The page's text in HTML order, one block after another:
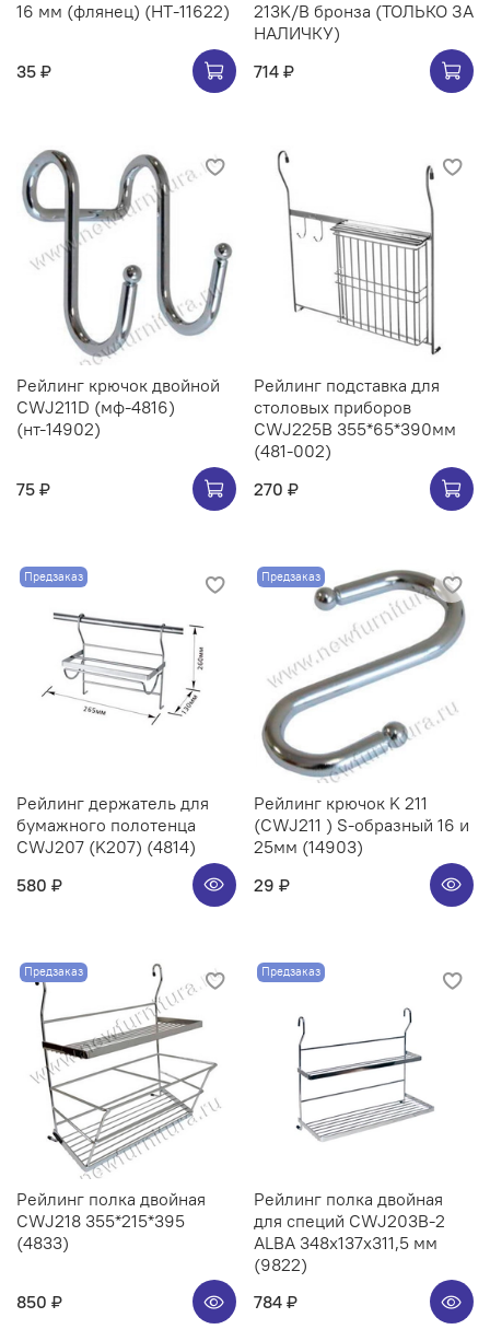
16 мм (флянец) (НТ-11622)
35 ₽
213K/B бронза (ТОЛЬКО ЗА
НАЛИЧКУ)
714 ₽
Рейлинг крючок двойной
CWJ211D (мф-4816)
(нт-14902)
75 ₽
Рейлинг подставка для
столовых приборов
CWJ225B 355*65*390мм
(481-002)
270 ₽
Предзаказ
Рейлинг держатель для
бумажного полотенца
CWJ207 (K207) (4814)
580 ₽
Предзаказ
Рейлинг крючок K 211
(CWJ211 ) S-образный 16 и
25мм (14903)
29 ₽
Предзаказ
Рейлинг полка двойная
CWJ218 355*215*395
(4833)
850 ₽
Предзаказ
Рейлинг полка двойная
для специй CWJ203B-2
ALBA 348x137x311,5 мм
(9822)
784 ₽